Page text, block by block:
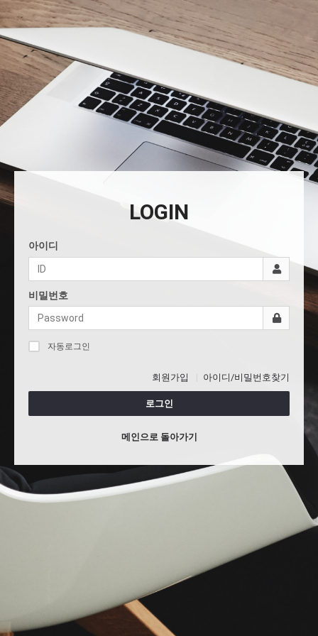
LOGIN
아이디
비밀번호
자동로그인
회원가입 아이디/비밀번호찾기
로그인
메인으로 돌아가기